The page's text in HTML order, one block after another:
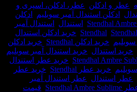
BitCoin
و ادکلن, عطر، ادکلن، اسپری و
استندال آمبر سوبلیم,ادکلن
,استندال,استندال آمبر
Stendhal,
,خرید ادکلن استندال,
,خرید ادکلن Stendhal ,خرید ادکلن
,خرید استندال آمبر سوبلیم,
,خرید عطر استندال,
,خرید عطر Stendhal ,خرید عطر
,عطر استندال آمبر
,قیمت